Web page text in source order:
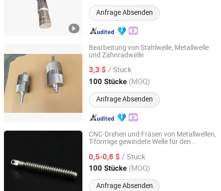
Anfrage Absenden
Bearbeitung von Stahlwelle, Metallwelle
und Zahnradwelle
3,3 $ / Stück
100 Stücke (MOQ)
Anfrage Absenden
Baoding Xinlongtongda Trade Co., Ltd.
Hebei, China Seit 2010
CNC-Drehen und Fräsen von Metallwellen,
T-förmige gewindete Welle für den
0,5-0,8 $ / Stück
100 Stücke (MOQ)
Anfrage Absenden
Dongguan Houming Metal Co., Ltd.
Guangdong, China Seit 2025